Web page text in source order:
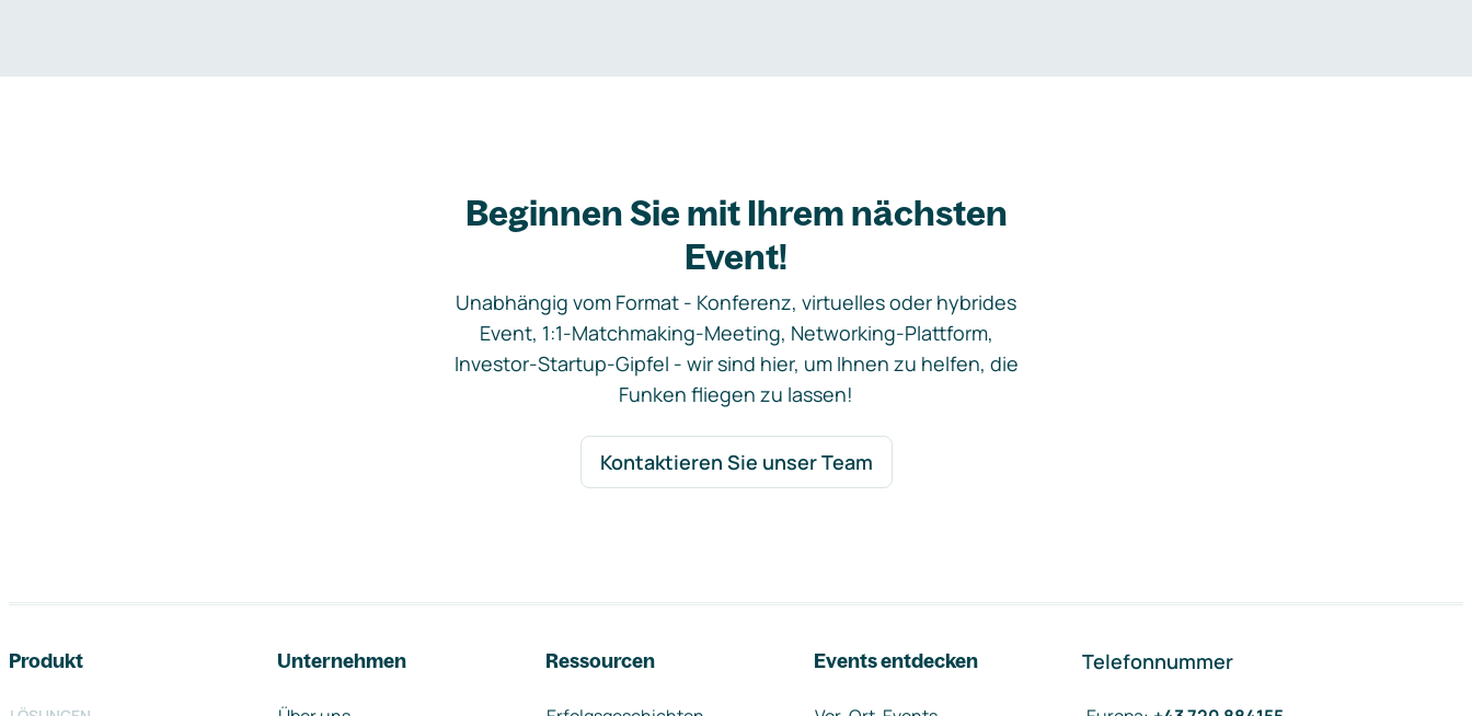
Beginnen Sie mit Ihrem nächsten
Event!
Unabhängig vom Format - Konferenz, virtuelles oder hybrides
Event, 1:1-Matchmaking-Meeting, Networking-Plattform,
Investor-Startup-Gipfel - wir sind hier, um Ihnen zu helfen, die
Funken fliegen zu lassen!
Kontaktieren Sie unser Team
Produkt Unternehmen Ressourcen Events entdecken Telefonnummer